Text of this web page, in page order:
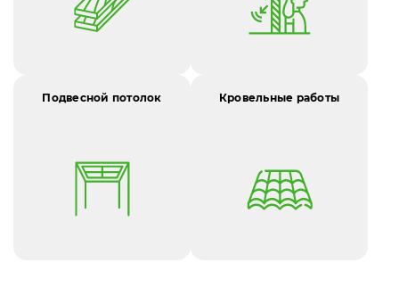
Подвесной потолок Кровельные работы